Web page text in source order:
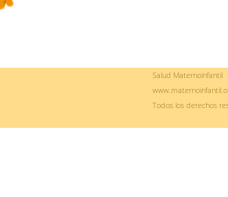
Salud Maternoinfantil
Todos los derechos